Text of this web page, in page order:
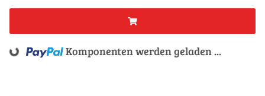
Loading... Komponenten werden geladen ...